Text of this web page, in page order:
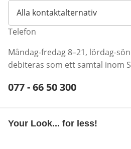
Alla kontaktalternativ
Telefon
Måndag-fredag 8–21, lördag-
debiteras som ett samtal inom
Telefonnummer:
077 - 66 50 300
Your Look... for less!